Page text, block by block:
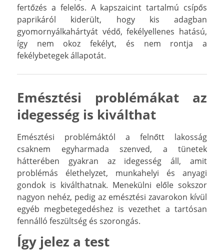
fertőzés a felelős. A kapszaicint tartalmú csípős
paprikáról kiderült, hogy kis adagban
gyomornyálkahártyát védő, fekélyellenes hatású,
így nem okoz fekélyt, és nem rontja a
fekélybetegek állapotát.
Emésztési problémákat az
idegesség is kiválthat
Emésztési problémáktól a felnőtt lakosság
csaknem egyharmada szenved, a tünetek
hátterében gyakran az idegesség áll, amit
problémás élethelyzet, munkahelyi és anyagi
gondok is kiválthatnak. Menekülni előle sokszor
nagyon nehéz, pedig az emésztési zavarokon kívül
egyéb megbetegedéshez is vezethet a tartósan
fennálló feszültség és szorongás.
Így jelez a test